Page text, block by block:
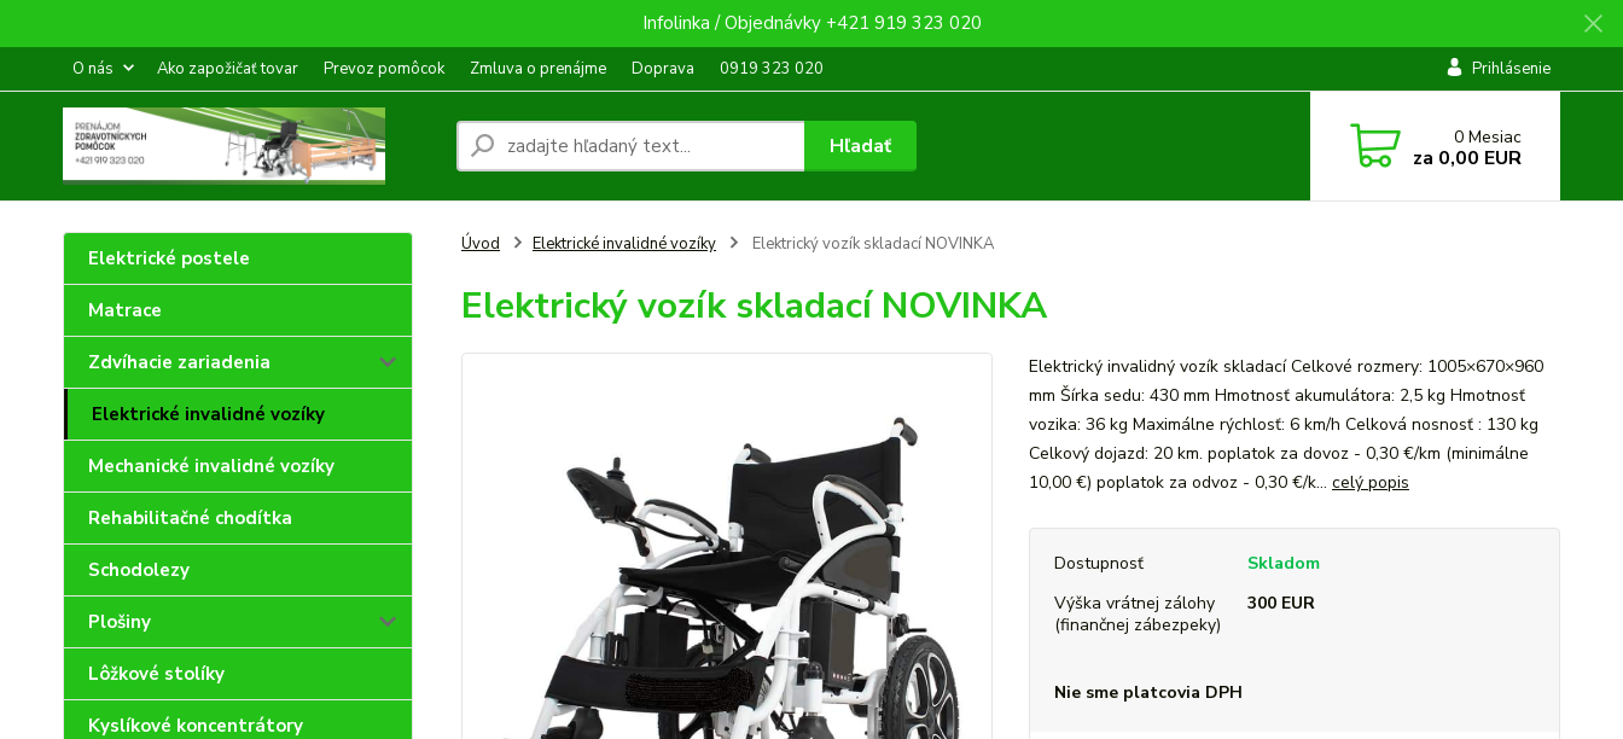
Infolinka / Objednávky +421 919 323 020
O nás Ako zapožičať tovar Prevoz pomôcok Zmluva o prenájme Doprava 0919 323 020 Prihlásenie
Hľadať 0 Mesiac
za 0,00 EUR
Elektrické postele
Matrace
Zdvíhacie zariadenia
Elektrické invalidné vozíky
Mechanické invalidné vozíky
Rehabilitačné chodítka
Schodolezy
Plošiny
Lôžkové stolíky
Kyslíkové koncentrátory
Úvod Elektrické invalidné vozíky Elektrický vozík skladací NOVINKA
Elektrický vozík skladací NOVINKA
Elektrický invalidný vozík skladací Celkové rozmery: 1005×670×960
mm Šírka sedu: 430 mm Hmotnosť akumulátora: 2,5 kg Hmotnosť
vozika: 36 kg Maximálne rýchlosť: 6 km/h Celková nosnosť : 130 kg
Celkový dojazd: 20 km. poplatok za dovoz - 0,30 €/km (minimálne
10,00 €) poplatok za odvoz - 0,30 €/k... celý popis
Dostupnosť
Skladom
Výška vrátnej zálohy
(finančnej zábezpeky)
300 EUR
Nie sme platcovia DPH